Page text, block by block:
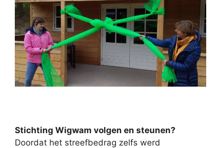
Stichting Wigwam volgen en steunen?
Doordat het streefbedrag zelfs werd